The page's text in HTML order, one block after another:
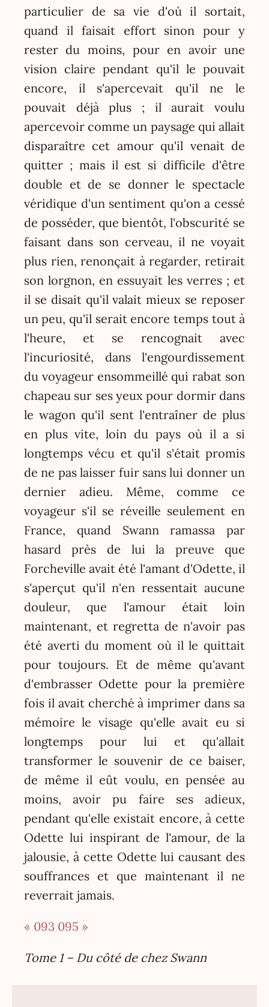
particulier de sa vie d'où il sortait,
quand il faisait effort sinon pour y
rester du moins, pour en avoir une
vision claire pendant qu'il le pouvait
encore, il s'apercevait qu'il ne le
pouvait déjà plus ; il aurait voulu
apercevoir comme un paysage qui allait
disparaître cet amour qu'il venait de
quitter ; mais il est si difficile d'être
double et de se donner le spectacle
véridique d'un sentiment qu'on a cessé
de posséder, que bientôt, l'obscurité se
faisant dans son cerveau, il ne voyait
plus rien, renonçait à regarder, retirait
son lorgnon, en essuyait les verres ; et
il se disait qu'il valait mieux se reposer
un peu, qu'il serait encore temps tout à
l'heure, et se rencognait avec
l'incuriosité, dans l'engourdissement
du voyageur ensommeillé qui rabat son
chapeau sur ses yeux pour dormir dans
le wagon qu'il sent l'entraîner de plus
en plus vite, loin du pays où il a si
longtemps vécu et qu'il s'était promis
de ne pas laisser fuir sans lui donner un
dernier adieu. Même, comme ce
voyageur s'il se réveille seulement en
France, quand Swann ramassa par
hasard près de lui la preuve que
Forcheville avait été l'amant d'Odette, il
s'aperçut qu'il n'en ressentait aucune
douleur, que l'amour était loin
maintenant, et regretta de n'avoir pas
été averti du moment où il le quittait
pour toujours. Et de même qu'avant
d'embrasser Odette pour la première
fois il avait cherché à imprimer dans sa
mémoire le visage qu'elle avait eu si
longtemps pour lui et qu'allait
transformer le souvenir de ce baiser,
de même il eût voulu, en pensée au
moins, avoir pu faire ses adieux,
pendant qu'elle existait encore, à cette
Odette lui inspirant de l'amour, de la
jalousie, à cette Odette lui causant des
souffrances et que maintenant il ne
reverrait jamais.
« 093 095 »
Tome 1 – Du côté de chez Swann